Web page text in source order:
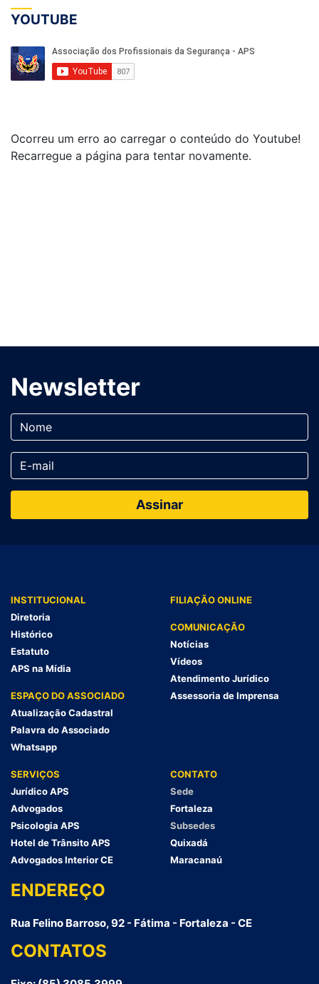
YOUTUBE
Ocorreu um erro ao carregar o conteúdo do Youtube!
Recarregue a página para tentar novamente.
Newsletter
INSTITUCIONAL
Diretoria
Histórico
Estatuto
APS na Mídia
ESPAÇO DO ASSOCIADO
Atualização Cadastral
Palavra do Associado
Whatsapp
FILIAÇÃO ONLINE
COMUNICAÇÃO
Notícias
Vídeos
Atendimento Jurídico
Assessoria de Imprensa
SERVIÇOS
Jurídico APS
Advogados
Psicologia APS
Hotel de Trânsito APS
Advogados Interior CE
CONTATO
Sede
Fortaleza
Subsedes
Quixadá
Maracanaú
ENDEREÇO
Rua Felino Barroso, 92 - Fátima - Fortaleza - CE
CONTATOS